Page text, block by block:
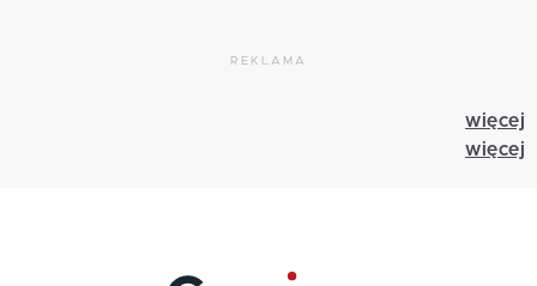
REKLAMA
więcej
więcej